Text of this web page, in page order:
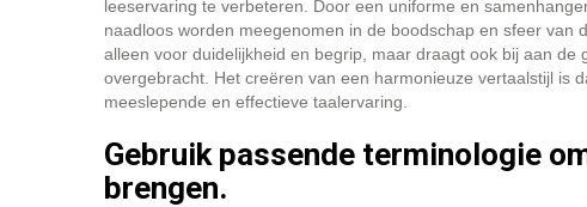
leeservaring te verbeteren. Door een uniforme en
naadloos worden meegenomen in de boodschap en sfeer
alleen voor duidelijkheid en begrip, maar draagt ook bij aan
overgebracht. Het creëren van een harmonieuze vertaalstijl is
meeslepende en effectieve taalervaring.
Gebruik passende terminologie
brengen.